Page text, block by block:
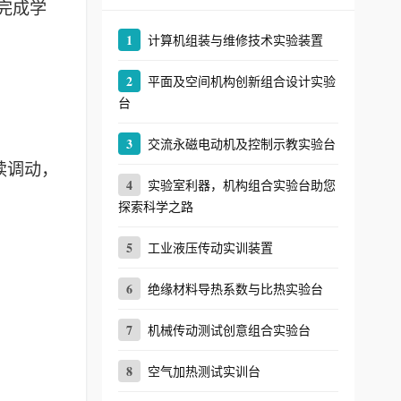
成学
动，
1 计算机组装与维修技术实验装置
2
平面及空间机构创新组合设计实验
台
3 交流永磁电动机及控制示教实验台
4
实验室利器，机构组合实验台助您
探索科学之路
5 工业液压传动实训装置
6 绝缘材料导热系数与比热实验台
7 机械传动测试创意组合实验台
8 空气加热测试实训台